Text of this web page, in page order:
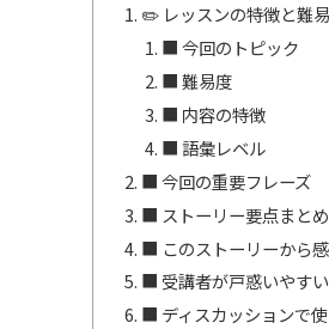
✏️ レッスンの特徴と難
■ 今回のトピック
■ 難易度
■ 内容の特徴
■ 語彙レベル
■ 今回の重要フレーズ
■ ストーリー要点まとめ
■ このストーリーから
■ 受講者が戸惑いやす
■ ディスカッションで